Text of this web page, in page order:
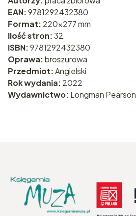
EAN:9781292432380
Format: 220x277 mm
Ilość stron:32
ISBN:9781292432380
Oprawa:broszurowa
Przedmiot:Angielski
Rok wydania: 2022
Wydawnictwo: Longman Pearson